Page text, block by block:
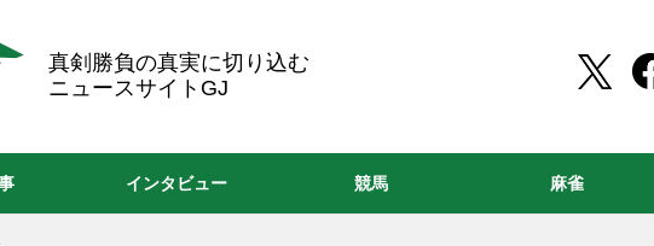
真剣勝負の真実に切り込む
ニュースサイトGJ
インタビュー 競馬 麻雀